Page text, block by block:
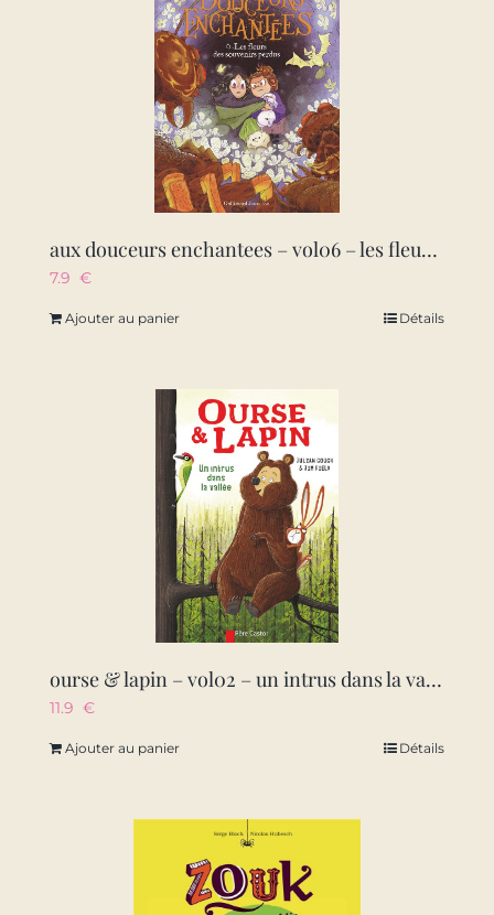
aux douceurs enchantees – vol06 – les fleurs des souvenirs perdus
7.9 €
Ajouter au panier Détails
ourse & lapin – vol02 – un intrus dans la vallee
11.9 €
Ajouter au panier Détails